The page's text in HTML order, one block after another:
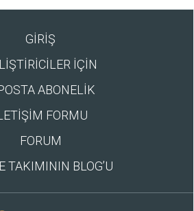
GİRİŞ
İÇİN
ABONELİK
FORMU
FORUM
TAKIMININ BLOG’U